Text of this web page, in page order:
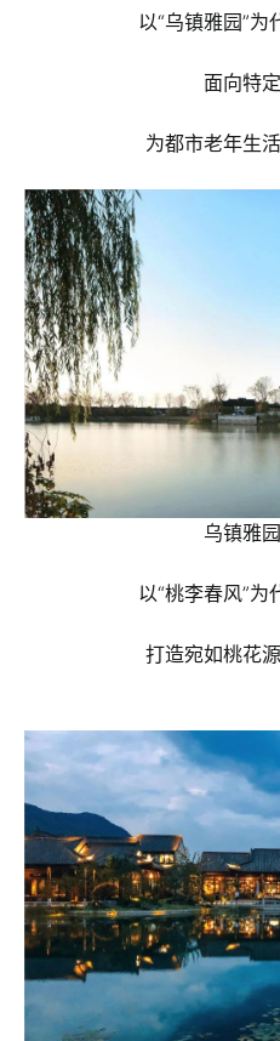
以“乌镇雅园”
面向特
为都市老年生
乌镇雅
以“桃李春风”
打造宛如桃花